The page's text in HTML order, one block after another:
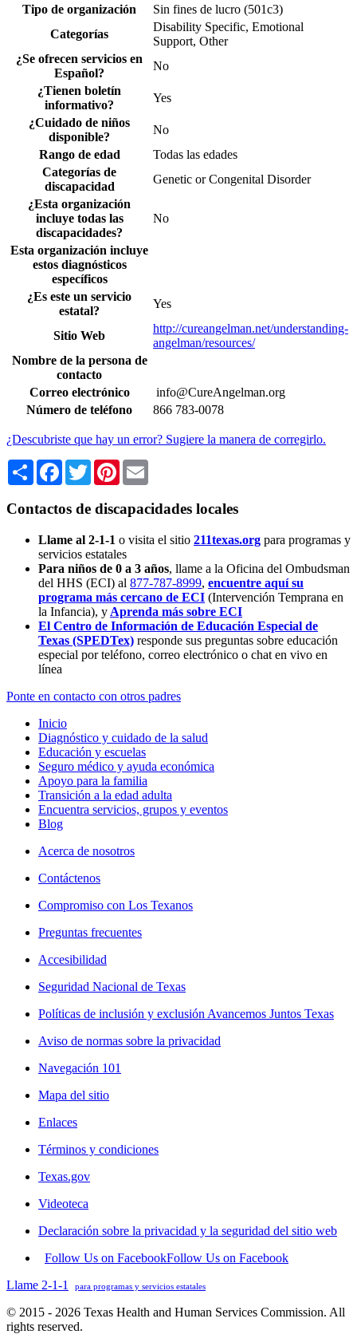
Tipo de organización
Sin fines de lucro (501c3)
Categorías
Disability Specific, Emotional
Support, Other
¿Se ofrecen servicios en
Español?
No
¿Tienen boletín
informativo?
Yes
¿Cuidado de niños
disponible?
No
Rango de edad
Todas las edades
Categorías de
discapacidad
Genetic or Congenital Disorder
¿Esta organización
incluye todas las
discapacidades?
No
Esta organización incluye
estos diagnósticos
específicos
¿Es este un servicio
estatal?
Yes
Sitio Web
http://cureangelman.net/understanding-
angelman/resources/
Nombre de la persona de
contacto
Correo electrónico
info@CureAngelman.org
Número de teléfono
866 783-0078
¿Descubriste que hay un error? Sugiere la manera de corregirlo.
Share Facebook
TwitterPinterest
Contactos de discapacidades locales
Llame al 2-1-1 o visita el sitio 211texas.org para programas y
servicios estatales
Para niños de 0 a 3 años, llame a la Oficina del Ombudsman
del HHS (ECI) al 877-787-8999, encuentre aquí su
programa más cercano de ECI (Intervención Temprana en
la Infancia), y Aprenda más sobre ECI
El Centro de Información de Educación Especial de
Texas (SPEDTex) responde sus preguntas sobre educación
especial por teléfono, correo electrónico o chat en vivo en
línea
Ponte en contacto con otros padres
Inicio
Diagnóstico y cuidado de la salud
Educación y escuelas
Seguro médico y ayuda económica
Apoyo para la familia
Transición a la edad adulta
Encuentra servicios, grupos y eventos
Blog
Acerca de nosotros
Contáctenos
Compromiso con Los Texanos
Preguntas frecuentes
Accesibilidad
Seguridad Nacional de Texas
Políticas de inclusión y exclusión Avancemos Juntos Texas
Aviso de normas sobre la privacidad
Navegación 101
Mapa del sitio
Enlaces
Términos y condiciones
Texas.gov
Videoteca
Declaración sobre la privacidad y la seguridad del sitio web
Follow Us on FacebookFollow Us on Facebook
Llame 2-1-1
para programas y servicios estatales
© 2015 - 2026 Texas Health and Human Services Commission. All
rights reserved.